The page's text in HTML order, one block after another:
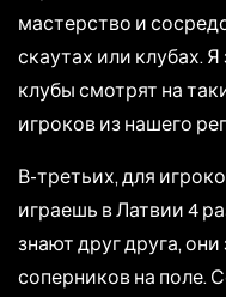
мастерство и
скаутах или клубах.
клубы смотрят на
игроков из нашего
В-третьих, для
играешь в Латвии 4
знают друг друга,
соперников на поле.